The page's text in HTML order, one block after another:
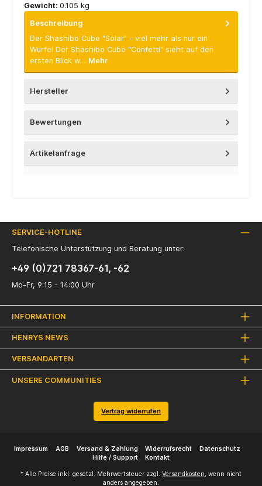
Gewicht: 0.105 kg
Beschreibung
Der Shashibo Cube "Solar" – viel mehr als nur ein
Würfel Der Shashibo Cube "Confetti" sieht auf den
ersten Blick w… Mehr
Hersteller
Bewertungen
Artikelanfrage
SERVICE-HOTLINE
Telefonische Unterstützung und Beratung unter:
+49 (0)721 78367-61, -62
Mo-Fr, 9:15 - 14:00 Uhr
INFORMATION
HENRYS NEWS
VERSANDARTEN
UNSERE COMMUNITIES
Vertrag widerrufen
Impressum AGB Versand & Zahlung Widerrufsrecht
Datenschutz
Hilfe / Support
Kontakt
* Alle Preise inkl. gesetzl. Mehrwertsteuer zzgl. Versandkosten, wenn nicht
anders angegeben.